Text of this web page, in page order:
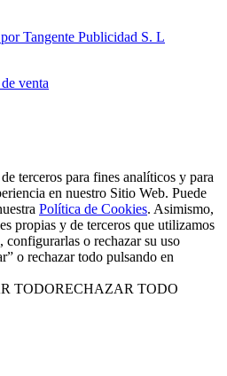
Tangente Publicidad S. L
venta
terceros para fines analíticos y para
en nuestro Sitio Web. Puede
Política de Cookies. Asimismo,
propias y de terceros que utilizamos
o rechazar su uso
o rechazar todo pulsando en
TODORECHAZAR TODO